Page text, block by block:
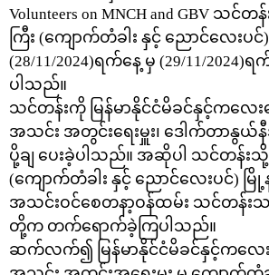
Volunteers on MNCH and GBV သင်တန်
ကြီး (ကျောက်တံခါး နှင့် ညောင်လေး
(28/11/2024)ရက်နေ့ မှ (29/11/
ပါသည်။
သင်တန်းကို မြန်မာနိုင်ငံမိခင်နှင့်ကလေး
အသင်း အတွင်းရေးမှူး၊ ဒေါက်တာနွယ်
ပို့ချ ပေးခဲ့ပါသည်။ အဆိုပါ သင်တန်းသို့
(ကျောက်တံခါး နှင့် ညောင်လေးပင်) မ
အသင်းဝင်စေတနာ့ဝန်ထမ်း သင်တန်းသာ
တို့က တက်ရောက်ခဲ့ကြပါသည်။
ဆက်လက်၍ မြန်မာနိုင်ငံမိခင်နှင့်ကလေး